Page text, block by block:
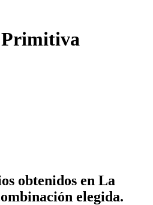
Primitiva
obtenidos en La
elegida.